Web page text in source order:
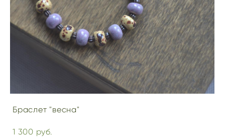
Браслет "весна"
1 300 pуб.